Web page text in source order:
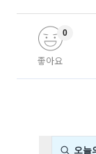
좋아요
0